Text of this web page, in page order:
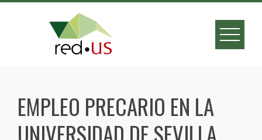
Skip
EMPLEO PRECARIO EN LA